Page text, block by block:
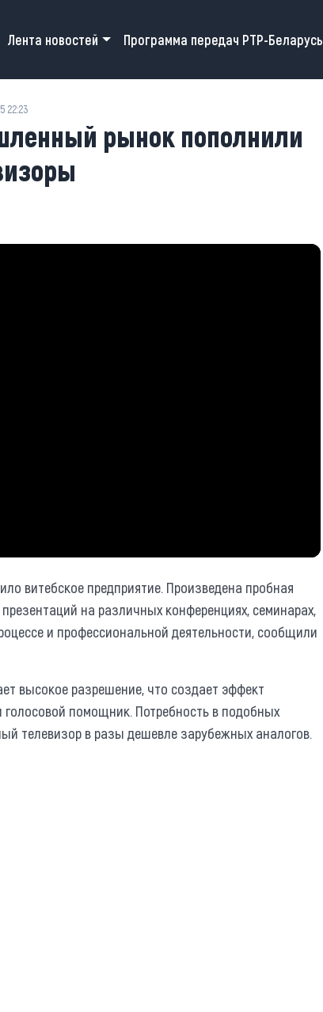
Main navigation
Лента новостей Программа передач РТР-Беларусь
22:23
рынок пополнили
витебское предприятие. Произведена пробная
на различных конференциях, семинарах,
и профессиональной деятельности, сообщили
высокое разрешение, что создает эффект
помощник. Потребность в подобных
телевизор в разы дешевле зарубежных аналогов.